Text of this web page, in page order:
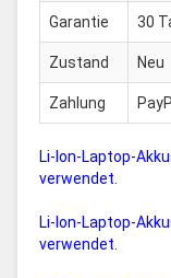
Garantie 30
Zustand Neu
Zahlung
Li-Ion-Laptop-
verwendet.
Li-Ion-Laptop-
verwendet.